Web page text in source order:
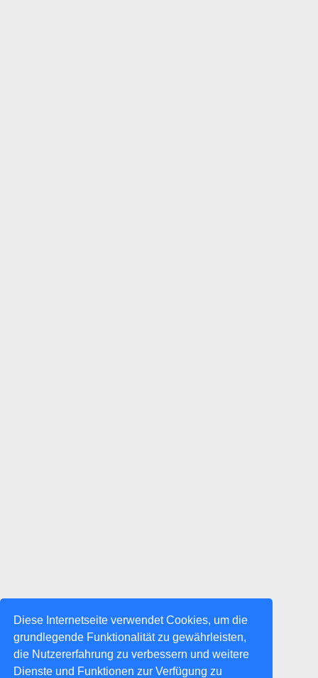
Diese Internetseite verwendet Cookies, um die
grundlegende Funktionalität zu gewährleisten,
die Nutzererfahrung zu verbessern und weitere
Dienste und Funktionen zur Verfügung zu